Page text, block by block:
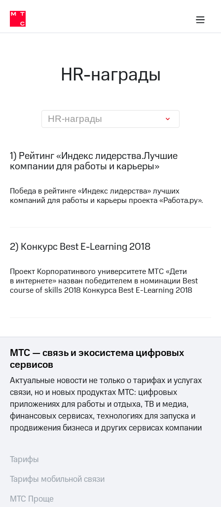
Медиа-центр
и акционерам
Устойчивое развитие
Комплаенс и деловая этика
компании
Карьера
Руководство
Правовая
информация
Медиа-центр
о технологиях
Интервью
Новости
в
регионе
и акционерам
Корпоративное
управление
Корпоративный
Документы
"МТС"
в МТС
МТС
о технологиях
HR-награды
HR-награды
1) Рейтинг «Индекс лидерства.Лучшие
компании для работы и карьеры»
Победа в рейтинге «Индекс лидерства» лучших
компаний для работы и карьеры проекта «Работа.ру».
2) Конкурс BestE-Learning 2018
Проект Корпоратинвого университете МТС «Дети
в интернете» назван победителем в номинации Best
course of skills 2018 Конкурса Best E-Learning 2018
МТС — связь и экосистема цифровых
сервисов
Актуальные новости не только о тарифах и услугах
связи, но и новых продуктах МТС: цифровых
приложениях для работы и отдыха, ТВ и медиа,
финансовых сервисах, технологиях для запуска и
продвижения бизнеса и других сервисах компании
Тарифы
Тарифы мобильной связи
МТС Проще